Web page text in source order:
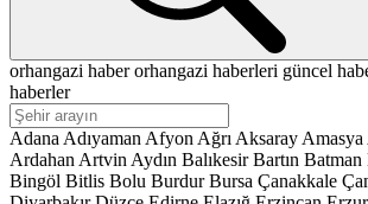
orhangazi haberorhangazi haberleri güncel
haberler
Adana Adıyaman Afyon Ağrı Aksaray Amasya
Ardahan Artvin Aydın Balıkesir Bartın Batman
Bingöl Bitlis Bolu Burdur Bursa Çanakkale